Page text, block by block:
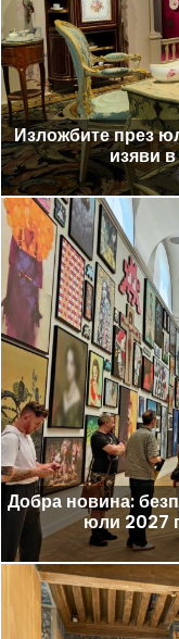
Изложбите през
изяви
Добра новина:
юли 2027